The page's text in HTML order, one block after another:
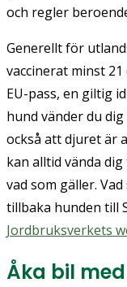
och regler
Generellt för
vaccinerat minst
EU-pass, en giltig
hund vänder du
också att djuret är
kan alltid vända
vad som gäller.
tillbaka hunden till
Jordbruksverkets
Åka bil